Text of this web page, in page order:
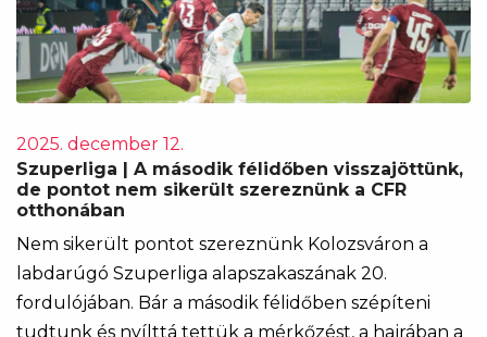
2025. december 12.
Szuperliga | A második félidőben visszajöttünk,
de pontot nem sikerült szereznünk a CFR
otthonában
Nem sikerült pontot szereznünk Kolozsváron a
labdarúgó Szuperliga alapszakaszának 20.
fordulójában. Bár a második félidőben szépíteni
tudtunk és nyílttá tettük a mérkőzést, a hajrában a